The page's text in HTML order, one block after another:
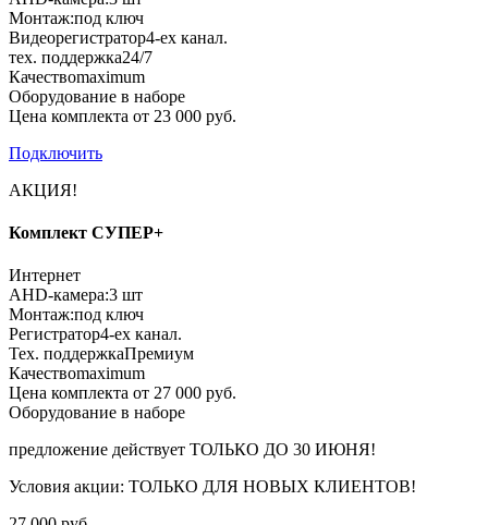
Монтаж:под ключ
Видеорегистратор4-ех канал.
тех. поддержка24/7
Качествоmaximum
Оборудование в наборе
Цена комплекта от 23 000 руб.
Подключить
АКЦИЯ!
Комплект СУПЕР+
Интернет
AHD-камера:3 шт
Монтаж:под ключ
Регистратор4-ех канал.
Тех. поддержкаПремиум
Качествоmaximum
Цена комплекта от 27 000 руб.
Оборудование в наборе
предложение действует ТОЛЬКО ДО 30 ИЮНЯ!
Условия акции: ТОЛЬКО ДЛЯ НОВЫХ КЛИЕНТОВ!